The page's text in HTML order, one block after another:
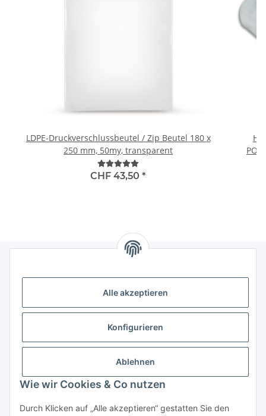
Alle akzeptieren
Konfigurieren
Ablehnen
Wie wir Cookies & Co nutzen
Durch Klicken auf „Alle akzeptieren“ gestatten Sie den
LDPE-Druckverschlussbeutel / Zip Beutel 180 x
250 mm, 50my, transparent
CHF 43,50 *
Kategorien
Das sollten Sie wissen